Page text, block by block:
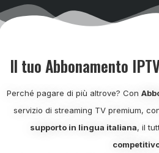
Il tuo Abbonamento
Perché pagare di più altrove? Con
servizio di streaming TV premium,
supporto in lingua italiana, il